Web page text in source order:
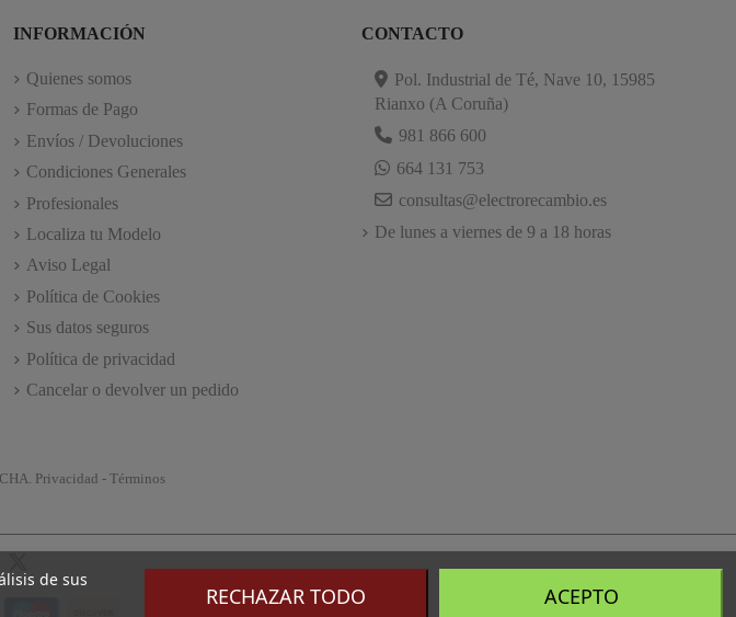
INFORMACIÓN
Quienes somos
Formas de Pago
Envíos / Devoluciones
Condiciones Generales
Profesionales
Localiza tu Modelo
Aviso Legal
Política de Cookies
Sus datos seguros
Política de privacidad
Cancelar o devolver un pedido
CONTACTO
Pol. Industrial de Té, Nave 10, 15985
Rianxo (A Coruña)
981 866 600
664 131 753
consultas@electrorecambio.es
De lunes a viernes de 9 a 18 horas
de sus
RECHAZAR TODO ACEPTO
Privacidad - Términos